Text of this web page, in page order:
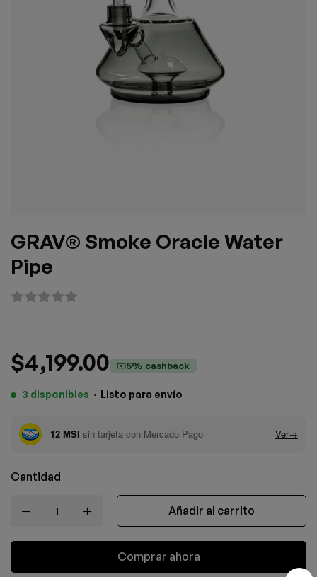
GRAV® Smoke Oracle Water
Pipe
$4,199.00 5% cashback
3 disponibles · Listo para envío
Cantidad
Añadir al carrito
Comprar ahora